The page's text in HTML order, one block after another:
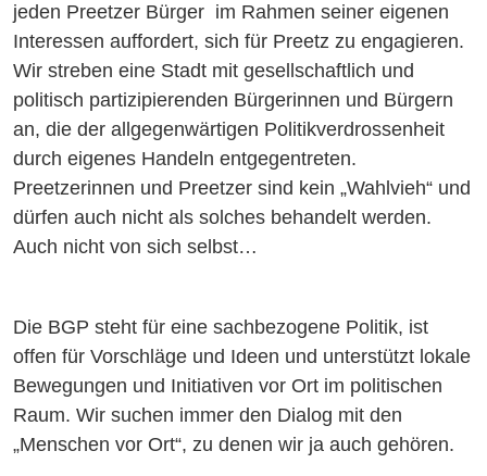
jeden Preetzer Bürger im Rahmen seiner eigenen
Interessen auffordert, sich für Preetz zu engagieren.
Wir streben eine Stadt mit gesellschaftlich und
politisch partizipierenden Bürgerinnen und Bürgern
an, die der allgegenwärtigen Politikverdrossenheit
durch eigenes Handeln entgegentreten.
Preetzerinnen und Preetzer sind kein „Wahlvieh“ und
dürfen auch nicht als solches behandelt werden.
Auch nicht von sich selbst…
Die BGP steht für eine sachbezogene Politik, ist
offen für Vorschläge und Ideen und unterstützt lokale
Bewegungen und Initiativen vor Ort im politischen
Raum. Wir suchen immer den Dialog mit den
„Menschen vor Ort“, zu denen wir ja auch gehören.